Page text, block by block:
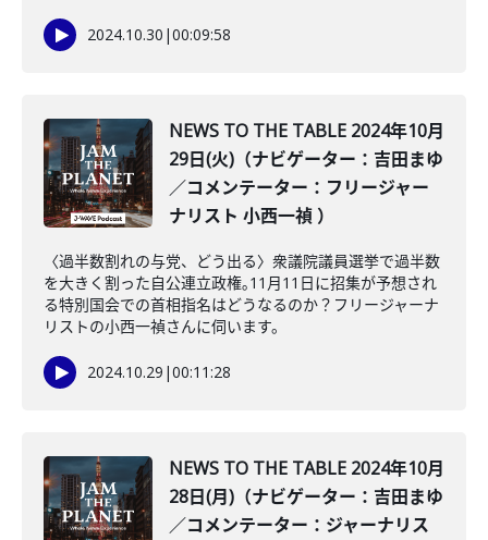
2024.10.30 |00:09:58
NEWS TO THE TABLE 2024年10月
29日(火)（ナビゲーター：吉田まゆ
／コメンテーター：フリージャー
ナリスト 小西一禎 ）
〈過半数割れの与党、どう出る〉衆議院議員選挙で過半数
を大きく割った自公連立政権｡11月11日に招集が予想され
る特別国会での首相指名はどうなるのか？フリージャーナ
リストの小西一禎さんに伺います。
2024.10.29 |00:11:28
NEWS TO THE TABLE 2024年10月
28日(月)（ナビゲーター：吉田まゆ
／コメンテーター：ジャーナリス